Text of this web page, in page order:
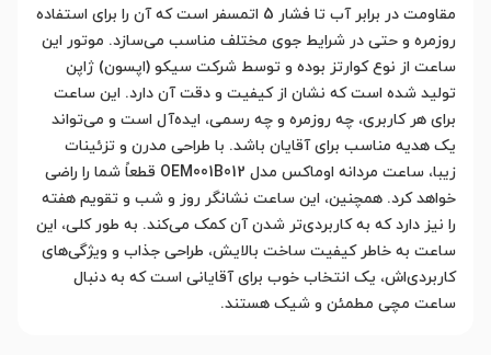
مقاومت در برابر آب تا فشار 5 اتمسفر است که آن را برای استفاده
روزمره و حتی در شرایط جوی مختلف مناسب می‌سازد. موتور این
ساعت از نوع کوارتز بوده و توسط شرکت سیکو (اپسون) ژاپن
تولید شده است که نشان از کیفیت و دقت آن دارد. این ساعت
برای هر کاربری، چه روزمره و چه رسمی، ایده‌آل است و می‌تواند
یک هدیه مناسب برای آقایان باشد. با طراحی مدرن و تزئینات
زیبا، ساعت مردانه اوماکس مدل OEM001B012 قطعاً شما را راضی
خواهد کرد. همچنین، این ساعت نشانگر روز و شب و تقویم هفته
را نیز دارد که به کاربردی‌تر شدن آن کمک می‌کند. به طور کلی، این
ساعت به خاطر کیفیت ساخت بالایش، طراحی جذاب و ویژگی‌های
کاربردی‌اش، یک انتخاب خوب برای آقایانی است که به دنبال
ساعت مچی مطمئن و شیک هستند.